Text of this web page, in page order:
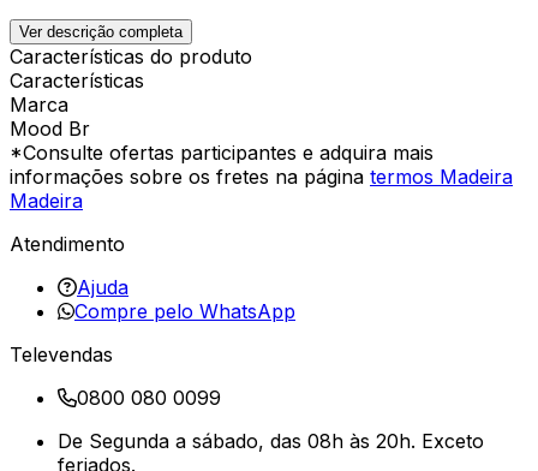
Ver descrição completa
Características do produto
Características
Marca
Mood Br
*Consulte ofertas participantes e adquira mais
informações sobre os fretes na página termos Madeira
Madeira
Atendimento
Ajuda
Compre pelo WhatsApp
Televendas
0800 080 0099
De Segunda a sábado, das 08h às 20h. Exceto
feriados.